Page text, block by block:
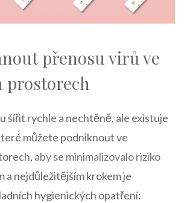
přenosu virů ‌ve
prostorech
šířit ⁤rychle a nechtěně, ale existuje
můžete podniknout ve
aby se minimalizovalo riziko
a nejdůležitějším krokem je
hygienických opatření: